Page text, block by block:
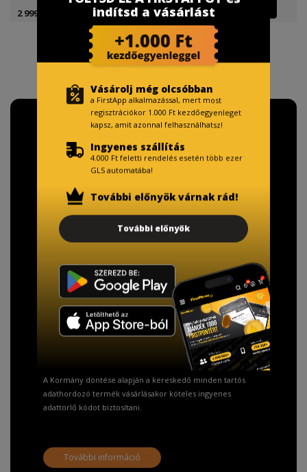
2 999 Ft 4 499 Ft
TISZTELT VÁSÁRLÓNK!
Fizetésnél kérje az ingyenes adattörlő kódot
adatainak biztonsága érdekében!
A Kormány döntése alapján a kereskedő minden tartós
adathordozó termék vásárlásakor köteles ingyenes
adattörlő kódot biztosítani.
További információ
indítsd a vásárlást
Vásárolj még olcsóbban
a FirstApp alkalmazással, mert most
regisztrációkor 1.000 Ft kezdőegyenleget
kapsz, amit azonnal felhasználhatsz!
Ingyenes szállítás
4.000 Ft feletti rendelés esetén több ezer
GLS automatába!
További előnyök várnak rád!
További előnyök